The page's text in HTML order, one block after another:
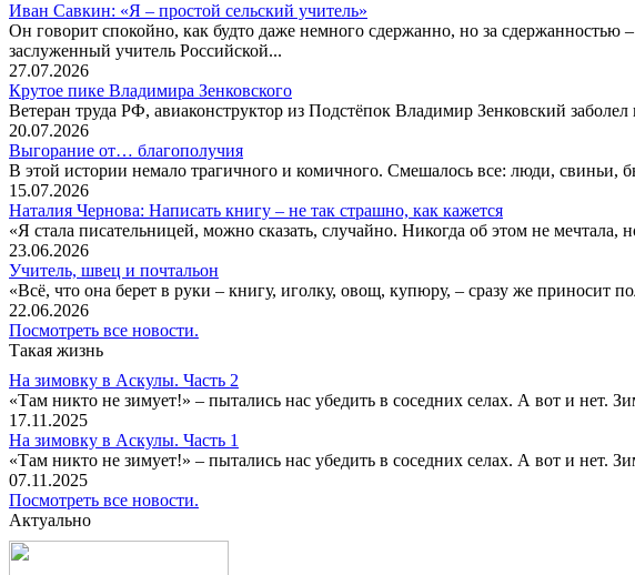
Иван Савкин: «Я – простой сельский учитель»
Он говорит спокойно, как будто даже немного сдержанно, но за сдержанностью
заслуженный учитель Российской...
27.07.2026
Крутое пике Владимира Зенковского
Ветеран труда РФ, авиаконструктор из Подстёпок Владимир Зенковский
20.07.2026
Выгорание от… благополучия
В этой истории немало трагичного и комичного. Смешалось все: люди,
15.07.2026
Наталия Чернова: Написать книгу – не так страшно, как кажется
«Я стала писательницей, можно сказать, случайно. Никогда об этом не
23.06.2026
Учитель, швец и почтальон
«Всё, что она берет в руки – книгу, иголку, овощ, купюру, – сразу же приносит
22.06.2026
Посмотреть все новости.
Такая жизнь
На зимовку в Аскулы. Часть 2
«Там никто не зимует!» – пытались нас убедить в соседних селах. А вот и нет.
17.11.2025
На зимовку в Аскулы. Часть 1
«Там никто не зимует!» – пытались нас убедить в соседних селах. А вот и нет.
07.11.2025
Посмотреть все новости.
Актуально